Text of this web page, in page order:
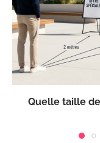
Quelle taille